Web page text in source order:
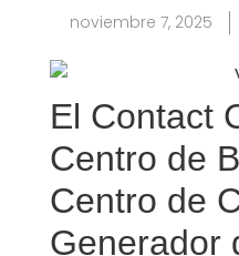
noviembre 7, 2025
El Contact
Centro de
Centro de
Generador